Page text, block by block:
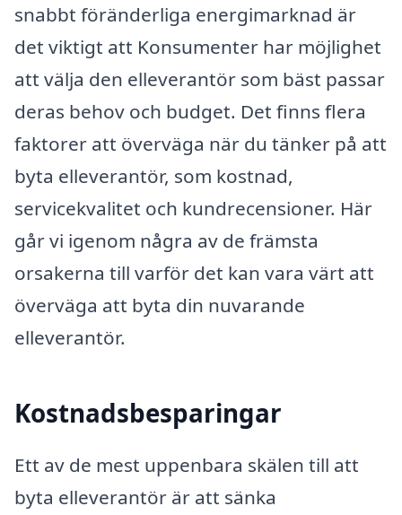
snabbt föränderliga energimarknad är
det viktigt att Konsumenter har möjlighet
att välja den elleverantör som bäst passar
deras behov och budget. Det finns flera
faktorer att överväga när du tänker på att
byta elleverantör, som kostnad,
servicekvalitet och kundrecensioner. Här
går vi igenom några av de främsta
orsakerna till varför det kan vara värt att
överväga att byta din nuvarande
elleverantör.
Kostnadsbesparingar
Ett av de mest uppenbara skälen till att
byta elleverantör är att sänka